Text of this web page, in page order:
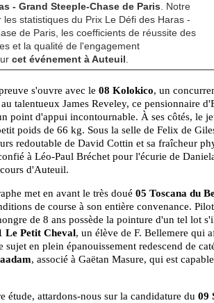
- Grand Steeple-Chase de Paris. Notre
statistiques du Prix Le Défi des Haras -
de Paris, les coefficients de réussite des
et la qualité de l'engagement
cet événement à Auteuil.
s'ouvre avec le 08 Kolokico, un
talentueux James Reveley, ce pensionnaire
point d'appui incontournable. À ses côtés, le
poids de 66 kg. Sous la selle de Felix de
redoutable de David Cottin et sa fraîcheur
à Léo-Paul Bréchet pour l'écurie de
d'Auteuil.
met en avant le très doué 05 Toscana du
de course à son entière convenance.
de 8 ans possède la pointure d'un tel lot
Le Petit Cheval, un élève de F. Bellemere qui
sujet en plein épanouissement redescend de
, associé à Gaëtan Masure, qui est
étude, attardons-nous sur la candidature du 09